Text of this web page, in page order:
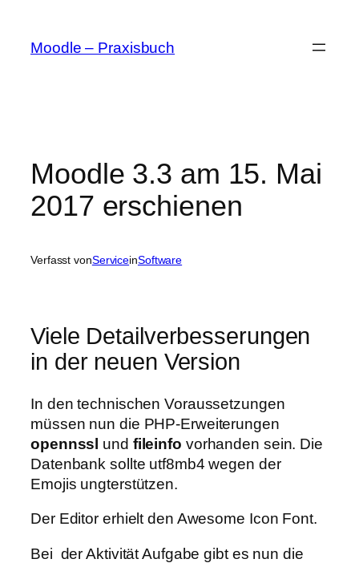
springen
Moodle – Praxisbuch
Moodle 3.3 am 15. Mai
2017 erschienen
Verfasst vonServiceinSoftware
Viele Detailverbesserungen
in der neuen Version
In den technischen Voraussetzungen
müssen nun die PHP-Erweiterungen
opennssl und fileinfo vorhanden sein. Die
Datenbank sollte utf8mb4 wegen der
Emojis ungterstützen.
Der Editor erhielt den Awesome Icon Font.
Bei der Aktivität Aufgabe gibt es nun die